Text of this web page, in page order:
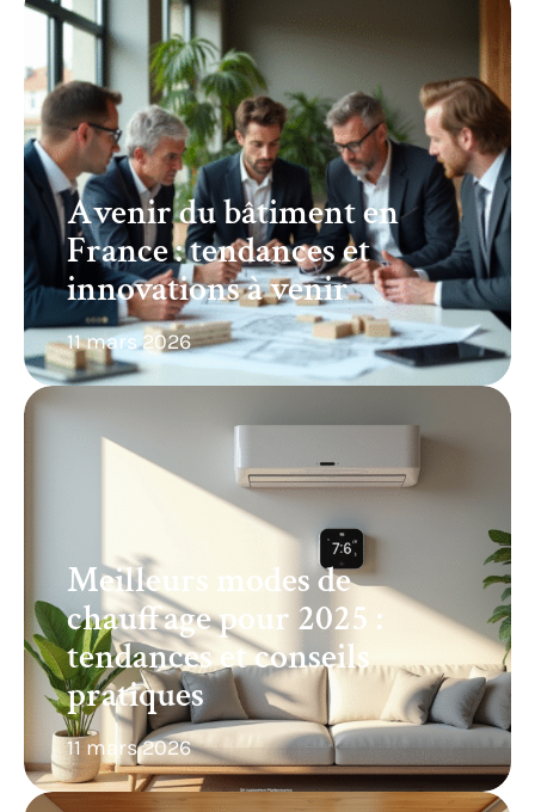
Avenir du bâtiment en
France : tendances et
innovations à venir
11 mars 2026
Meilleurs modes de
chauffage pour 2025 :
tendances et conseils
pratiques
11 mars 2026